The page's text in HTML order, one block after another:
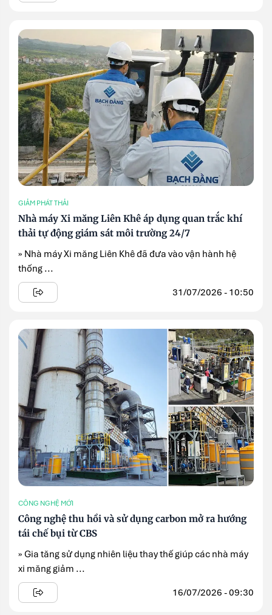
GIẢM PHÁT THẢI
Nhà máy Xi măng Liên Khê áp dụng quan trắc khí
thải tự động giám sát môi trường 24/7
» Nhà máy Xi măng Liên Khê đã đưa vào vận hành hệ
thống ...
31/07/2026 - 10:50
CÔNG NGHỆ MỚI
Công nghệ thu hồi và sử dụng carbon mở ra hướng
tái chế bụi từ CBS
» Gia tăng sử dụng nhiên liệu thay thế giúp các nhà máy
xi măng giảm ...
16/07/2026 - 09:30